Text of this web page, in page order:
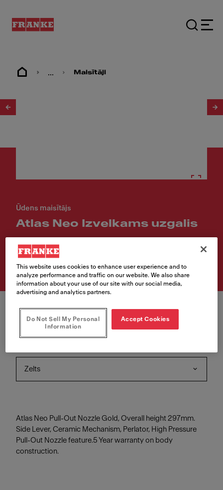
... Maisītāji
Ūdens maisītājs
Atlas Neo Izvelkams uzgalis
Article Number
115.0681.242
Zelts
Atlas Neo Pull-Out Nozzle Gold, Overall height 297mm.
Side Lever, Ceramic Mechanism, Perlator, High Pressure
Pull-Out Nozzle feature.5 Year warranty on body
construction.
This website uses cookies to enhance user experience and to
analyze performance and traffic on our website. We also share
information about your use of our site with our social media,
advertising and analytics partners.
Do Not Sell My Personal
Information
Accept Cookies